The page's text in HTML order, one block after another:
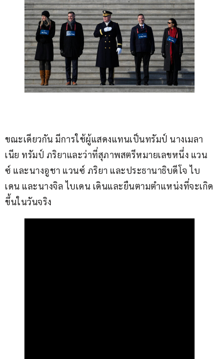
ขณะเดียวกัน มีการใช้ผู้แสดงแทนเป็นทรัมป์ นางเมลา
เนีย ทรัมป์ ภริยาและว่าที่สุภาพสตรีหมายเลขหนึ่ง แวน
ซ์ และนางอูชา แวนซ์ ภริยา และประธานาธิบดีโจ ไบ
เดน และนางจิล ไบเดน เดินและยืนตามตำแหน่งที่จะเกิด
ขึ้นในวันจริง